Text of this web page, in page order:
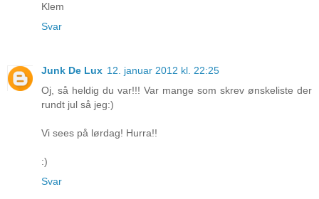
Klem
Svar
Junk De Lux 12. januar 2012 kl. 22:25
Oj, så heldig du var!!! Var mange som skrev ønskeliste der
rundt jul så jeg:)
Vi sees på lørdag! Hurra!!
:)
Svar